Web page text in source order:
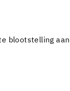
blootstelling